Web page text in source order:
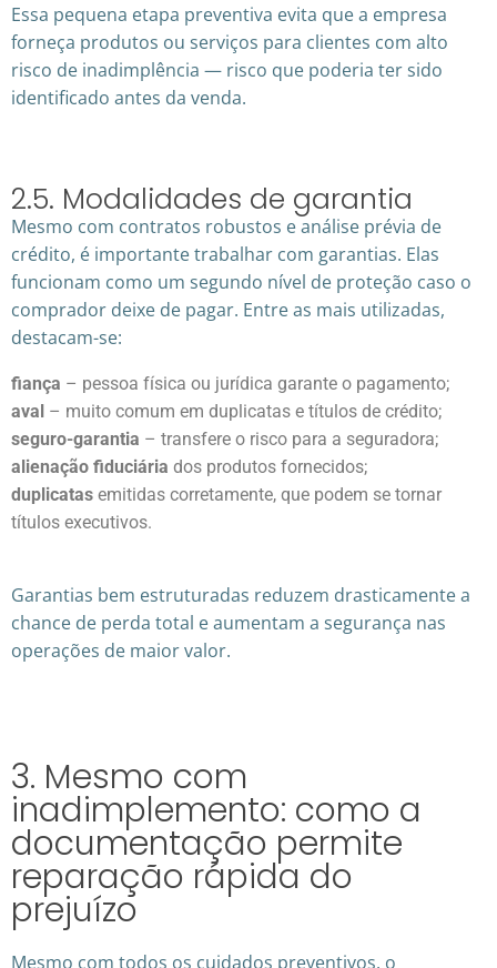
Essa pequena etapa preventiva evita que a empresa
forneça produtos ou serviços para clientes com alto
risco de inadimplência — risco que poderia ter sido
identificado antes da venda.
2.5. Modalidades de garantia
Mesmo com contratos robustos e análise prévia de
crédito, é importante trabalhar com garantias. Elas
funcionam como um segundo nível de proteção caso o
comprador deixe de pagar. Entre as mais utilizadas,
destacam-se:
fiança – pessoa física ou jurídica garante o pagamento;
aval – muito comum em duplicatas e títulos de crédito;
seguro-garantia – transfere o risco para a seguradora;
alienação fiduciária dos produtos fornecidos;
duplicatas emitidas corretamente, que podem se tornar
títulos executivos.
Garantias bem estruturadas reduzem drasticamente a
chance de perda total e aumentam a segurança nas
operações de maior valor.
3. Mesmo com
inadimplemento: como a
documentação permite
reparação rápida do
prejuízo
Mesmo com todos os cuidados preventivos, o